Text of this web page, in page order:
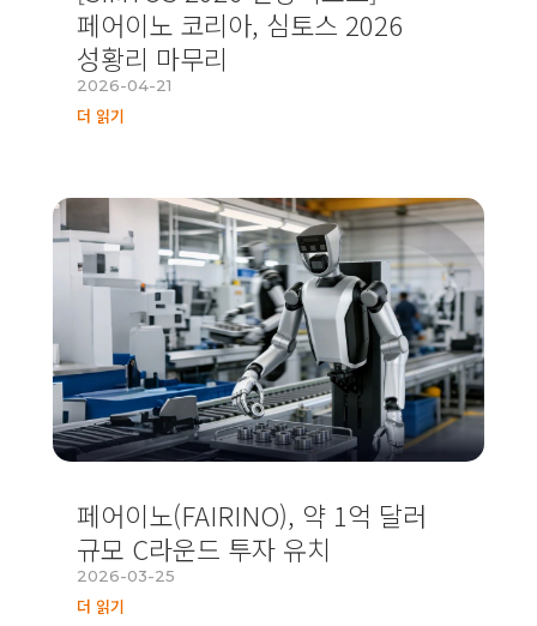
페어이노 코리아, 심토스 2026
성황리 마무리
2026-04-21
더 읽기
페어이노(FAIRINO), 약 1억 달러
규모 C라운드 투자 유치
2026-03-25
더 읽기